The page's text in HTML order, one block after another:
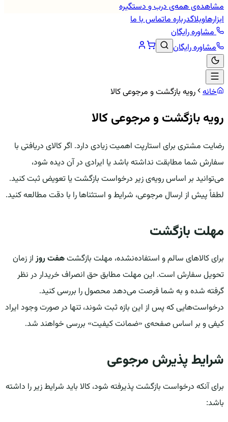
مشاهده‌ی همه‌یدرب و دستگیره
ابزارهاوبلاگدرباره ماتماس با ما
مشاوره رایگان
مشاوره رایگان
خانه رویه بازگشت و مرجوعی کالا
رویه بازگشت و مرجوعی کالا
رضایت مشتری برای استارپت اهمیت زیادی دارد. اگر کالای دریافتی با
سفارش شما مطابقت نداشته باشد یا ایرادی در آن دیده شود،
می‌توانید بر اساس رویه‌ی زیر درخواست بازگشت یا تعویض ثبت کنید.
لطفاً پیش از ارسال مرجوعی، شرایط و استثناها را با دقت مطالعه کنید.
مهلت بازگشت
برای کالاهای سالم و استفاده‌نشده، مهلت بازگشتهفت روزاز زمان
تحویل سفارش است. این مهلت مطابق حق انصراف خریدار در نظر
گرفته شده و به شما فرصت می‌دهد محصول را بررسی کنید.
درخواست‌هایی که پس از این بازه ثبت شوند، تنها در صورت وجود ایراد
کیفی و بر اساس صفحه‌ی «ضمانت کیفیت» بررسی خواهند شد.
شرایط پذیرش مرجوعی
برای آنکه درخواست بازگشت پذیرفته شود، کالا باید شرایط زیر را داشته
باشد: